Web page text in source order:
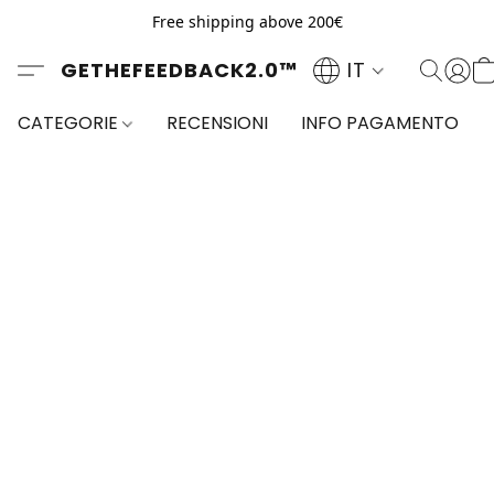
Free shipping above 200€
GETHEFEEDBACK2.0™ IT
CATEGORIE RECENSIONI INFO PAGAMENTO